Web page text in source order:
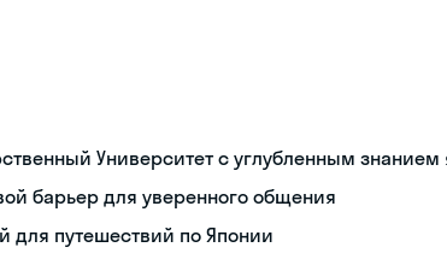
Университет с углубленным знанием
барьер для уверенного общения
для путешествий по Японии